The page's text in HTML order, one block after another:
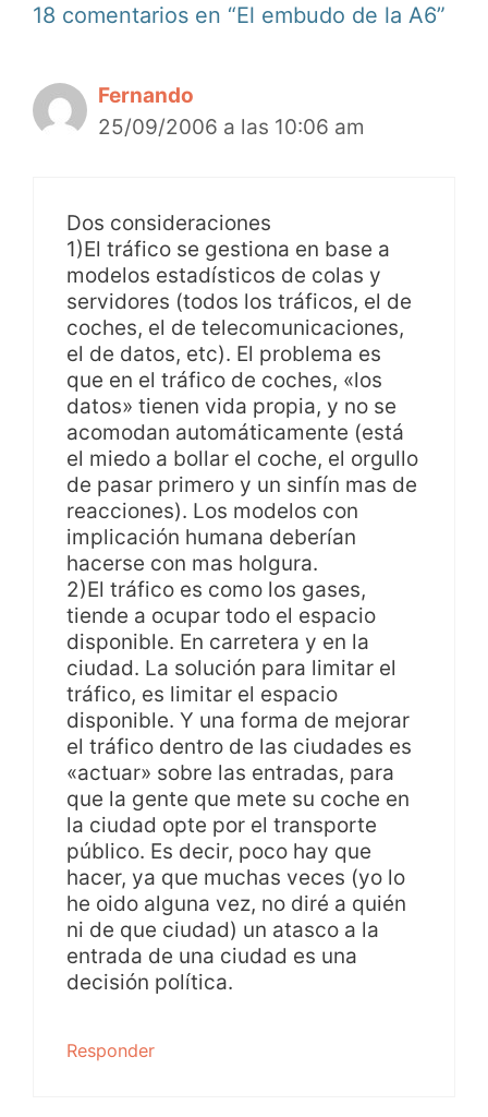
18 comentarios en “El embudo de la A6”
Fernando
25/09/2006 a las 10:06 am
Dos consideraciones
1)El tráfico se gestiona en base a
modelos estadísticos de colas y
servidores (todos los tráficos, el de
coches, el de telecomunicaciones,
el de datos, etc). El problema es
que en el tráfico de coches, «los
datos» tienen vida propia, y no se
acomodan automáticamente (está
el miedo a bollar el coche, el orgullo
de pasar primero y un sinfín mas de
reacciones). Los modelos con
implicación humana deberían
hacerse con mas holgura.
2)El tráfico es como los gases,
tiende a ocupar todo el espacio
disponible. En carretera y en la
ciudad. La solución para limitar el
tráfico, es limitar el espacio
disponible. Y una forma de mejorar
el tráfico dentro de las ciudades es
«actuar» sobre las entradas, para
que la gente que mete su coche en
la ciudad opte por el transporte
público. Es decir, poco hay que
hacer, ya que muchas veces (yo lo
he oido alguna vez, no diré a quién
ni de que ciudad) un atasco a la
entrada de una ciudad es una
decisión política.
Responder